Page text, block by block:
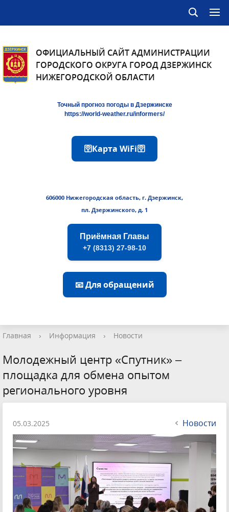
ОФИЦИАЛЬНЫЙ САЙТ АДМИНИСТРАЦИИ
ГОРОДСКОГО ОКРУГА ГОРОД ДЗЕРЖИНСК
НИЖЕГОРОДСКОЙ ОБЛАСТИ
Точный прогноз погоды в Дзержинске
https://world-weather.ru/informers/
🛜Карта WiFi🛜
606000 Нижегородская область, г. Дзержинск,
пл. Дзержинского, д. 1
Приёмная Главы
+7 (8313) 27-98-10
📧 Для обращений
Главная › Информация › Новости
Молодежный центр «Спутник» –
площадка для обмена опытом
регионального уровня
05.03.2025 Новости